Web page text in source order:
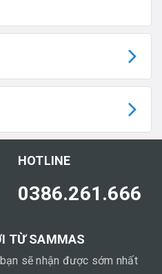
HOTLINE
0386.261.666
TỪ SAMMAS
sẽ nhận được sớm nhất